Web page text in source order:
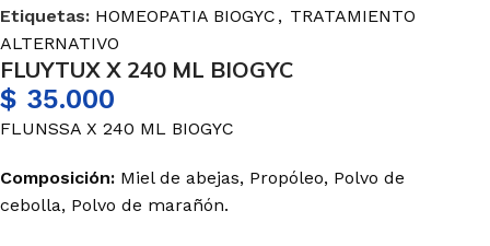
Etiquetas: HOMEOPATIA BIOGYC , TRATAMIENTO
ALTERNATIVO
FLUYTUX X 240 ML BIOGYC
$ 35.000
FLUNSSA X 240 ML BIOGYC
Composición: Miel de abejas, Propóleo, Polvo de
cebolla, Polvo de marañón.